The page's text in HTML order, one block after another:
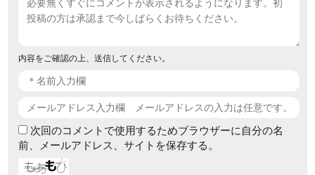
内容をご確認の上、送信してください。
次回のコメントで使用するためブラウザーに自分の名
前、メールアドレス、サイトを保存する。